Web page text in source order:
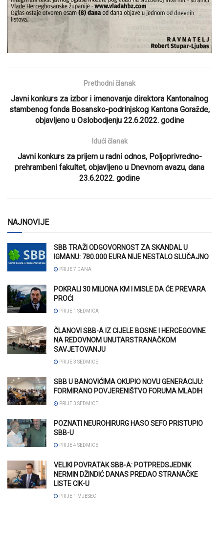
Prethodni članak
Javni konkurs za izbor i imenovanje direktora Kantonalnog
stambenog fonda Bosansko-podrinjskog Kantona Goražde,
objavljeno u Oslobodjenju 22.6.2022. godine
Idući članak
Javni konkurs za prijem u radni odnos, Poljoprivredno-
prehrambeni fakultet, objavljeno u Dnevnom avazu, dana
23.6.2022. godine
NAJNOVIJE
SBB TRAŽI ODGOVORNOST ZA SKANDAL U
IGMANU: 780.000 EURA NIJE NESTALO SLUČAJNO
PRIJE 7 DANA
POKRALI 30 MILIONA KM I MISLE DA ĆE PREVARA
PROĆI
PRIJE 1 SEDMICA
ČLANOVI SBB-A IZ CIJELE BOSNE I HERCEGOVINE
NA REDOVNOM UNUTARSTRANAČKOM
SAVJETOVANJU
PRIJE 3 SEDMICE
SBB U BANOVIĆIMA OKUPIO NOVU GENERACIJU:
FORMIRANO POVJERENIŠTVO FORUMA MLADIH
PRIJE 3 SEDMICE
POZNATI NEUROHIRURG HASO SEFO PRISTUPIO
SBB-U
PRIJE 4 SEDMICE
VELIKI POVRATAK SBB-A: POTPREDSJEDNIK
NERMIN DŽINDIĆ DANAS PREDAO STRANAČKE
LISTE CIK-U
PRIJE 1 MJESEC